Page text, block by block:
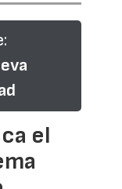
el